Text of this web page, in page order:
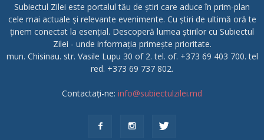
Subiectul Zilei este portalul tău de știri care aduce în prim-plan
cele mai actuale și relevante evenimente. Cu știri de ultimă oră te
ținem conectat la esențial. Descoperă lumea știrilor cu Subiectul
Zilei - unde informația primește prioritate.
mun. Chisinau. str. Vasile Lupu 30 of 2. tel. of. +373 69 403 700. tel
red. +373 69 737 802.
Contactați-ne: info@subiectulzilei.md